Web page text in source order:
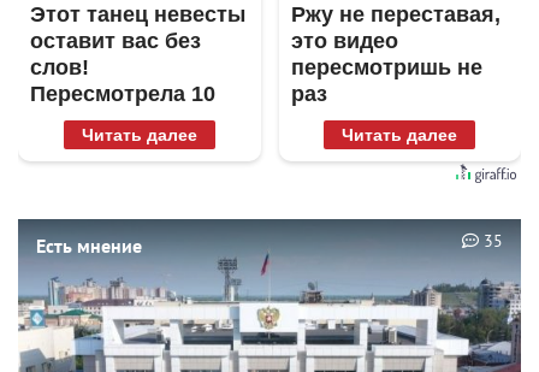
Этот танец невесты
оставит вас без
слов!
Пересмотрела 10
раз
Читать далее
Ржу не переставая,
это видео
пересмотришь не
раз
Читать далее
Есть мнение 35